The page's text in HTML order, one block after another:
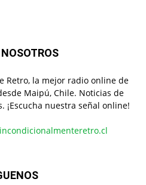
Retro, la mejor radio online de
Maipú, Chile. Noticias de
¡Escucha nuestra señal online!